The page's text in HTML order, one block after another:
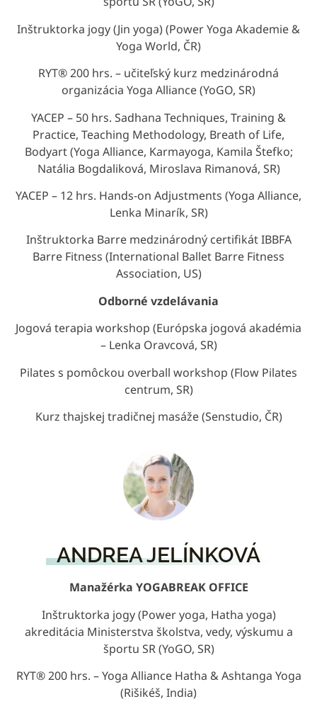
Inštruktorka jogy (Jin yoga) (Power Yoga Akademie &
Yoga World, ČR)
RYT® 200 hrs. – učiteľský kurz medzinárodná
organizácia Yoga Alliance (YoGO, SR)
YACEP – 50 hrs. Sadhana Techniques, Training &
Practice, Teaching Methodology, Breath of Life,
Bodyart (Yoga Alliance, Karmayoga, Kamila Štefko;
Natália Bogdaliková, Miroslava Rimanová, SR)
YACEP – 12 hrs. Hands-on Adjustments (Yoga Alliance,
Lenka Minarík, SR)
Inštruktorka Barre medzinárodný certifikát IBBFA
Barre Fitness (International Ballet Barre Fitness
Association, US)
Odborné vzdelávania
Jogová terapia workshop (Európska jogová akadémia
– Lenka Oravcová, SR)
Pilates s pomôckou overball workshop (Flow Pilates
centrum, SR)
Kurz thajskej tradičnej masáže (Senstudio, ČR)
ANDREA JELÍNKOVÁ
Manažérka YOGABREAK OFFICE
Inštruktorka jogy (Power yoga, Hatha yoga)
akreditácia Ministerstva školstva, vedy, výskumu a
športu SR (YoGO, SR)
RYT® 200 hrs. – Yoga Alliance Hatha & Ashtanga Yoga
(Rišikéš, India)